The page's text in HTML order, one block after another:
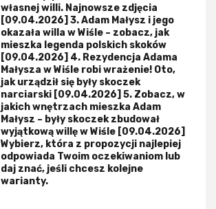
własnej willi. Najnowsze zdjęcia
[09.04.2026] 3. Adam Małysz i jego
okazała willa w Wiśle – zobacz, jak
mieszka legenda polskich skoków
[09.04.2026] 4. Rezydencja Adama
Małysza w Wiśle robi wrażenie! Oto,
jak urządził się były skoczek
narciarski [09.04.2026] 5. Zobacz, w
jakich wnętrzach mieszka Adam
Małysz – były skoczek zbudował
wyjątkową willę w Wiśle [09.04.2026]
Wybierz, która z propozycji najlepiej
odpowiada Twoim oczekiwaniom lub
daj znać, jeśli chcesz kolejne
warianty.